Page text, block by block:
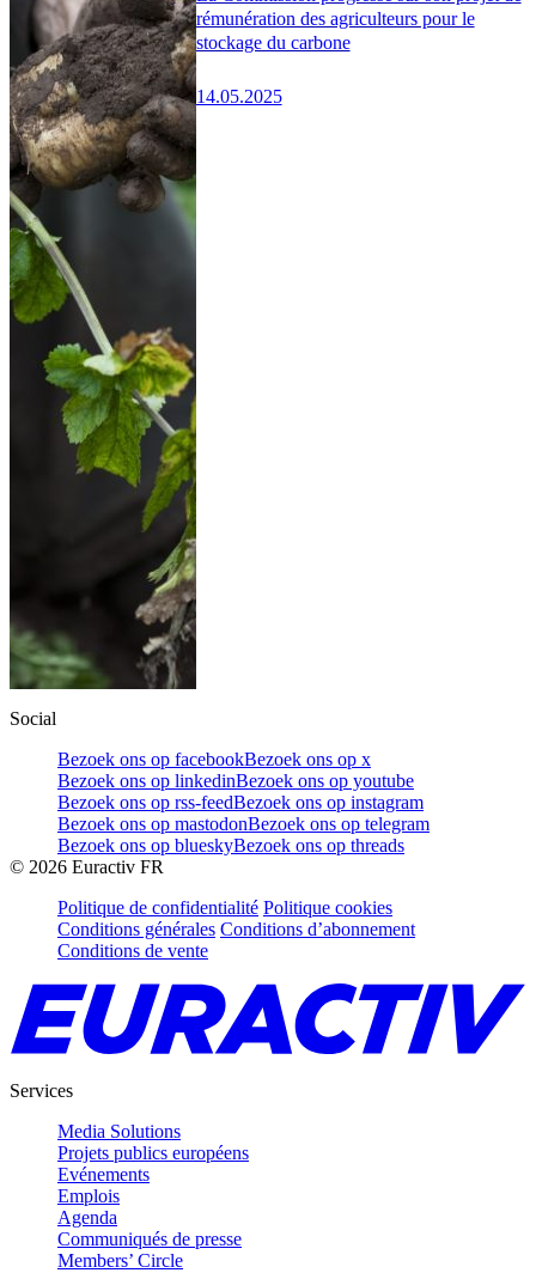
rémunération des agriculteurs pour le
stockage du carbone
14.05.2025
Social
Bezoek ons op facebookBezoek ons op x
Bezoek ons op linkedinBezoek ons op youtube
Bezoek ons op rss-feedBezoek ons op instagram
Bezoek ons op mastodonBezoek ons op telegram
Bezoek ons op blueskyBezoek ons op threads
© 2026 Euractiv FR
Politique de confidentialité Politique cookies
Conditions générales Conditions d’abonnement
Conditions de vente
Services
Media Solutions
Projets publics européens
Evénements
Emplois
Agenda
Communiqués de presse
Members’ Circle